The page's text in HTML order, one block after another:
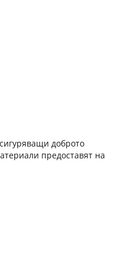
доброто
предоставят на